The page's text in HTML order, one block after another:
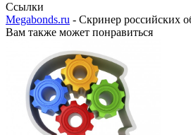
Ссылки
Megabonds.ru - Скринер российских
Вам также может понравиться